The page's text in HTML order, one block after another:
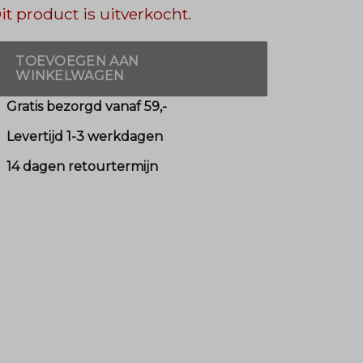
product is uitverkocht.
TOEVOEGEN AAN
WINKELWAGEN
Gratis bezorgd vanaf 59,-
Levertijd 1-3 werkdagen
14 dagen retourtermijn